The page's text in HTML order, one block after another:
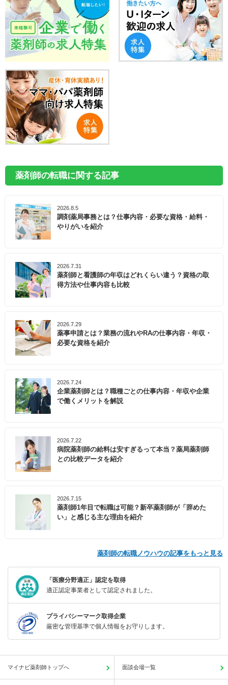
薬剤師の転職に関する記事
2026.8.5
調剤薬局事務とは？仕事内容・必要な資格・給料・
やりがいを紹介
2026.7.31
薬剤師と看護師の年収はどれくらい違う？資格の取
得方法や仕事内容も比較
2026.7.29
薬事申請とは？業務の流れやRAの仕事内容・年収・
必要な資格を紹介
2026.7.24
企業薬剤師とは？職種ごとの仕事内容・年収や企業
で働くメリットを解説
2026.7.22
病院薬剤師の給料は安すぎるって本当？薬局薬剤師
との比較データを紹介
2026.7.15
薬剤師1年目で転職は可能？新卒薬剤師が「辞めた
い」と感じる主な理由を紹介
薬剤師の転職ノウハウの記事をもっと見る
「医療分野適正」認定を取得
適正認定事業者として認定されました。
プライバシーマーク取得企業
厳密な管理基準で個人情報をお守りします。
マイナビ薬剤師トップへ 面談会場一覧